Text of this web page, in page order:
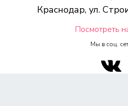
Краснодар, ул.
Посмотреть
Мы в соц.